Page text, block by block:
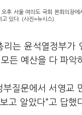
후 서울 여의도 국회 본회의장
고 있다. (사진=뉴시스)
는 윤석열정부
든 예산을 다 파악
질문에서 서영교
고 알았다”고 답했